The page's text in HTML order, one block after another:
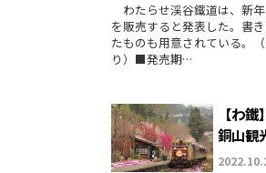
わたらせ渓谷鐵道は、新
を販売すると発表した。書
たものも用意されている。
り）■発売期…
【わ
銅山観